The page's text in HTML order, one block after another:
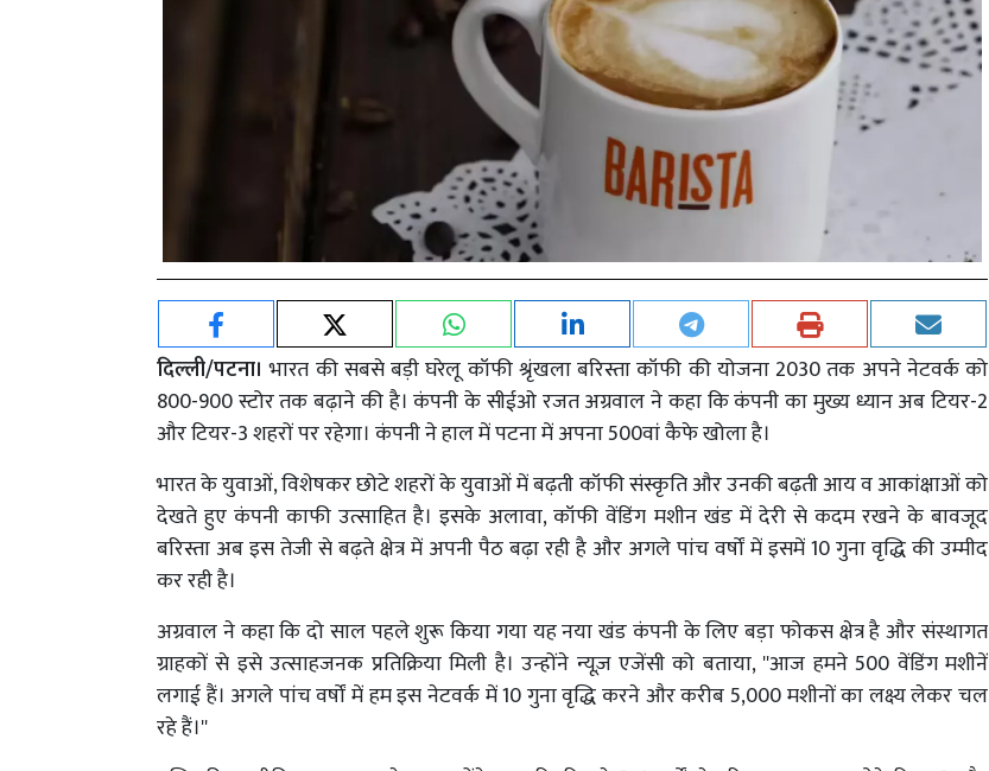
दिल्ली/पटना।भारत की सबसे बड़ी घरेलू कॉफी श्रृंखला बरिस्ता कॉफी की योजना 2030 तक अपने नेटवर्क को
800-900 स्टोर तक बढ़ाने की है। कंपनी के सीईओ रजत अग्रवाल ने कहा कि कंपनी का मुख्य ध्यान अब टियर-2
और टियर-3 शहरों पर रहेगा। कंपनी ने हाल में पटना में अपना 500वां कैफे खोला है।
भारत के युवाओं, विशेषकर छोटे शहरों के युवाओं में बढ़ती कॉफी संस्कृति और उनकी बढ़ती आय व आकांक्षाओं को
देखते हुए कंपनी काफी उत्साहित है। इसके अलावा, कॉफी वेंडिंग मशीन खंड में देरी से कदम रखने के बावजूद
बरिस्ता अब इस तेजी से बढ़ते क्षेत्र में अपनी पैठ बढ़ा रही है और अगले पांच वर्षों में इसमें 10 गुना वृद्धि की उम्मीद
कर रही है।
अग्रवाल ने कहा कि दो साल पहले शुरू किया गया यह नया खंड कंपनी के लिए बड़ा फोकस क्षेत्र है और संस्थागत
ग्राहकों से इसे उत्साहजनक प्रतिक्रिया मिली है। उन्होंने न्यूज़ एजेंसी को बताया, ''आज हमने 500 वेंडिंग मशीनें
लगाई हैं। अगले पांच वर्षों में हम इस नेटवर्क में 10 गुना वृद्धि करने और करीब 5,000 मशीनों का लक्ष्य लेकर चल
रहे हैं।''